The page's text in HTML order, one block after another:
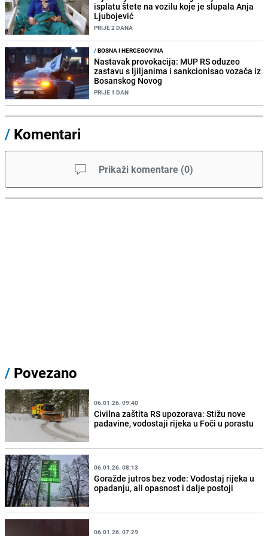
isplatu štete na vozilu koje je slupala Anja
Ljubojević
PRIJE 2 DANA
/BOSNA I HERCEGOVINA
Nastavak provokacija: MUP RS oduzeo
zastavu s ljiljanima i sankcionisao vozača iz
Bosanskog Novog
PRIJE 1 DAN
/ Komentari
Prikaži komentare (0)
/ Povezano
06.01.26. 09:40
Civilna zaštita RS upozorava: Stižu nove
padavine, vodostaji rijeka u Foči u porastu
06.01.26. 08:13
Goražde jutros bez vode: Vodostaj rijeka u
opadanju, ali opasnost i dalje postoji
06.01.26. 07:29